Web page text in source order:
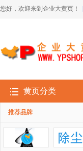
您好，欢迎来到企业大黄页！
黄页分类
推荐品牌